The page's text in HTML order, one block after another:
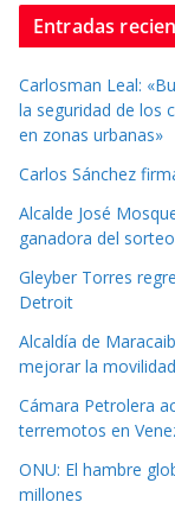
Entradas
Carlosman Leal:
la seguridad de los
en zonas urbanas»
Carlos Sánchez
Alcalde José
ganadora del
Gleyber Torres
Detroit
Alcaldía de
mejorar la movilidad
Cámara Petrolera
terremotos en
ONU: El hambre
millones